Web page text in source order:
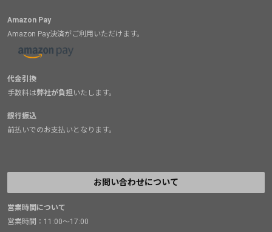
Amazon Pay
Amazon Pay決済がご利用いただけます。
代金引換
手数料は弊社が負担いたします。
銀行振込
前払いでのお支払いとなります。
お問い合わせについて
営業時間について
営業時間：11:00～17:00